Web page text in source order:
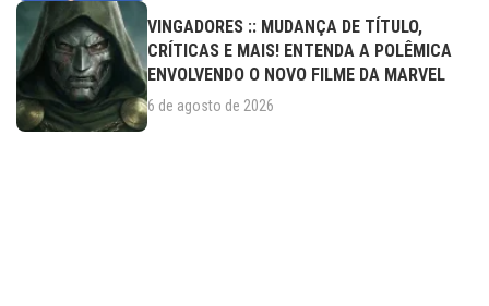
VINGADORES :: MUDANÇA DE TÍTULO,
CRÍTICAS E MAIS! ENTENDA A POLÊMICA
ENVOLVENDO O NOVO FILME DA MARVEL
6 de agosto de 2026